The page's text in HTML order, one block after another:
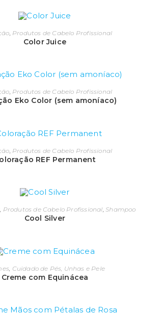
Produtos de Cabelo Profissional
Color Juice
, Produtos de Cabelo Profissional
Eko Color (sem amoníaco)
Produtos de Cabelo Profissional
REF Permanent
, Produtos de Cabelo Profissional,Shampoo
Cool Silver
Cuidado de Pés, Unhas e Pele
Creme com Equinácea